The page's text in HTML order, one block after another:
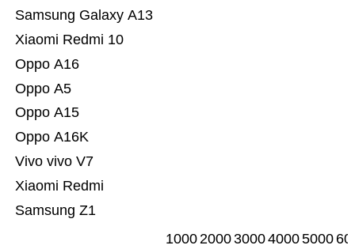
Samsung Z1
Xiaomi Redmi
Vivo vivo V7
Oppo A16K
Oppo A15
Oppo A5
Oppo A16
Xiaomi Redmi 10
Samsung Galaxy A13
10002000300040005000